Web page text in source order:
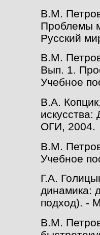
В.М.
Проблемы
Русский
В.М.
Вып. 1.
Учебное
В.А.
ОГИ, 2004.
В.М.
Учебное
Г.А.
динамика:
подход). -
В.М.